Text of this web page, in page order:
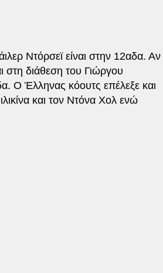
Ντόρσεϊ είναι στην 12αδα. Αν
στη διάθεση του Γιώργου
Ο Έλληνας κόουτς επέλεξε και
και τον Ντόνα Χολ ενώ